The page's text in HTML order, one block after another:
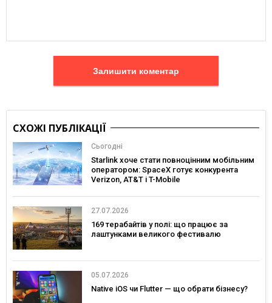
Залишити коментар
СХОЖІ ПУБЛІКАЦІЇ
Сьогодні
Starlink хоче стати повноцінним мобільним
оператором: SpaceX готує конкурента
Verizon, AT&T і T-Mobile
27.07.2026
169 терабайтів у полі: що працює за
лаштунками великого фестивалю
05.07.2026
Native iOS чи Flutter — що обрати бізнесу?